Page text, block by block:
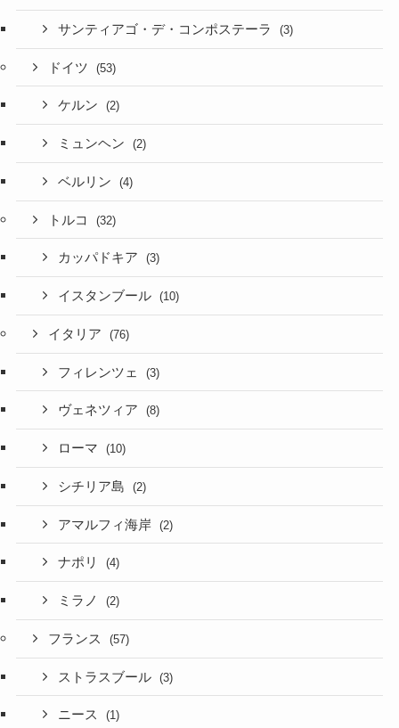
サンティアゴ・デ・コンポステーラ (3)
ドイツ (53)
ケルン (2)
ミュンヘン (2)
ベルリン (4)
トルコ (32)
カッパドキア (3)
イスタンブール (10)
イタリア (76)
フィレンツェ (3)
ヴェネツィア (8)
ローマ (10)
シチリア島 (2)
アマルフィ海岸 (2)
ナポリ (4)
ミラノ (2)
フランス (57)
ストラスブール (3)
ニース (1)